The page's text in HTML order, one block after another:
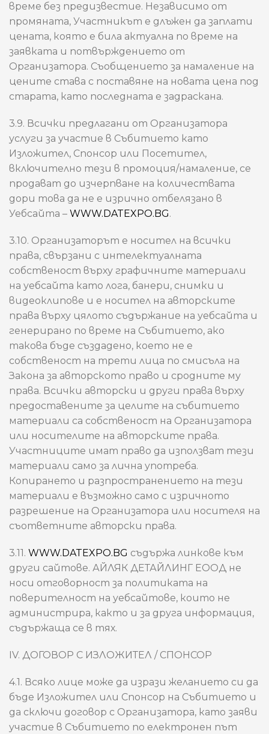
време без предизвестие. Независимо от
промяната, Участникът е длъжен да заплати
цената, която е била актуална по време на
заявката и потвърждението от
Организатора. Съобщението за намаление на
цените става с поставяне на новата цена под
старата, като последната е задраскана.
3.9. Всички предлагани от Организатора
услуги за участие в Събитието като
Изложител, Спонсор или Посетител,
включително тези в промоция/намаление, се
продават до изчерпване на количествата
дори това да не е изрично отбелязано в
Уебсайта – WWW.DATEXPO.BG.
3.10. Организаторът е носител на всички
права, свързани с интелектуалната
собственост върху графичните материали
на уебсайта като лога, банери, снимки и
видеоклипове и е носител на авторските
права върху цялото съдържание на уебсайта и
генерирано по време на Събитието, ако
такова бъде създадено, което не е
собственост на трети лица по смисъла на
Закона за авторското право и сродните му
права. Всички авторски и други права върху
предоставените за целите на събитието
материали са собственост на Организатора
или носителите на авторските права.
Участниците имат право да използват тези
материали само за лична употреба.
Копирането и разпространението на тези
материали е възможно само с изричното
разрешение на Организатора или носителя на
съответните авторски права.
3.11. WWW.DATEXPO.BG съдържа линкове към
други сайтове. АЙЛЯК ДЕТАЙЛИНГ ЕООД не
носи отговорност за политиката на
поверителност на уебсайтове, които не
администрира, както и за друга информация,
съдържаща се в тях.
IV. ДОГОВОР С ИЗЛОЖИТЕЛ / СПОНСОР
4.1. Всяко лице може да изрази желанието си да
бъде Изложител или Спонсор на Събитието и
да сключи договор с Организатора, като заяви
участие в Събитието по електронен път